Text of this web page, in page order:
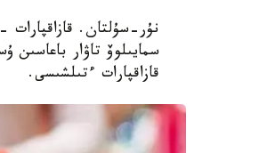
نۇر-سۇلتان.
سمايىلوۆ تاۋار باعاسىن
قازاقپارات ءتىلشىسى.